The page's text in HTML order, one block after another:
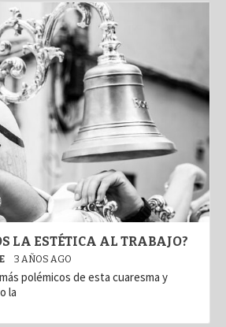
LA ESTÉTICA AL TRABAJO?
3 AÑOS AGO
polémicos de esta cuaresma y
la